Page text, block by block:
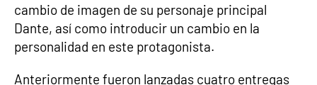
cambio de imagen de su personaje principal
Dante, así como introducir un cambio en la
personalidad en este protagonista.
Anteriormente fueron lanzadas cuatro entregas